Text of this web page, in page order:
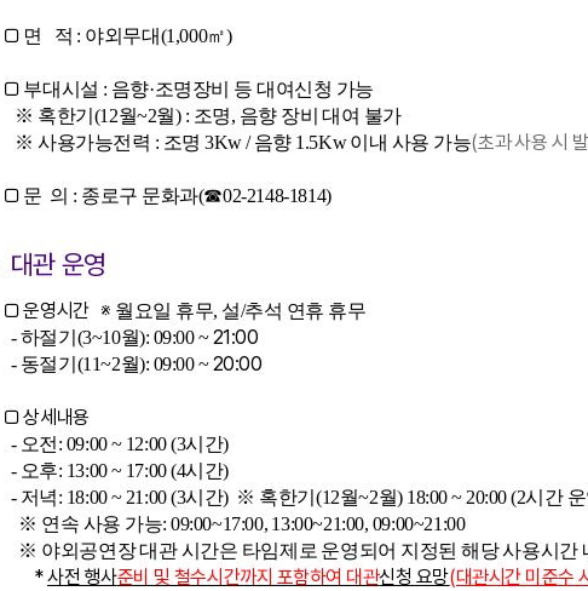
□ 면 적 : 야외무대(1,000㎡)
□ 부대시설 : 음향·조명장비 등 대여신청 가능
※ 혹한기(12월~2월) : 조명, 음향 장비 대여 불가
※ 사용가능전력 : 조명 3Kw / 음향 1.5Kw 이내 사용 가능(초과 사용 시
□ 문 의 : 종로구 문화과(☎02-2148-1814)
대관 운영
□ 운영시간 ※ 월요일 휴무, 설/추석 연휴 휴무
- 하절기(3~10월): 09:00 ~21:00
- 동절기(11~2월): 09:00 ~20:00
□ 상세내용
- 오전: 09:00 ~ 12:00 (3시간)
- 오후: 13:00 ~ 17:00 (4시간)
- 저녁: 18:00 ~ 21:00 (3시간) ※ 혹한기(12월~2월) 18:00 ~ 20:00 (2시간
※ 연속 사용 가능: 09:00~17:00, 13:00~21:00, 09:00~21:00
※ 야외공연장 대관 시간은 타임제로 운영되어 지정된 해당 사용시간
*사전 행사준비 및 철수시간까지 포함하여 대관신청 요망(대관시간 미준수